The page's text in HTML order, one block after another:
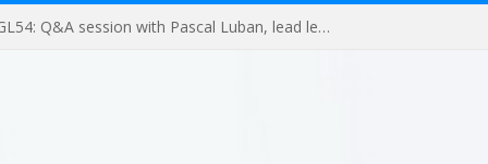
GameLoop Podcast #GL54: Q&A session with Pascal Luban, lead level designer on Splinter Cell multiplayer games